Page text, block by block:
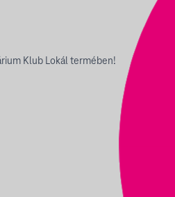
Klub Lokál termében!